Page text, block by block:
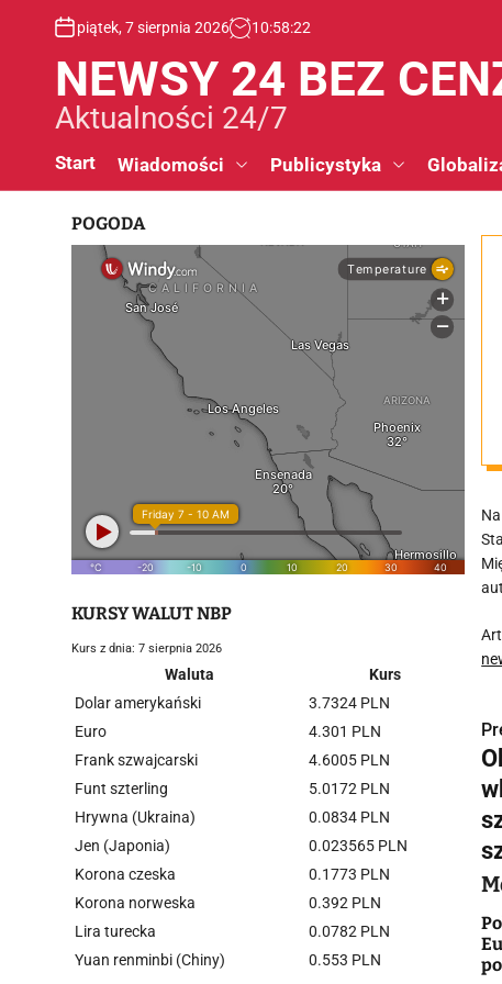
piątek, 7 sierpnia 2026 10:58:23
NEWSY 24 BEZ
Aktualności 24/7
Start Wiadomości Publicystyka
N
a
w
i
a
POGODA
KURSY WALUT NBP
Kurs z dnia: 7 sierpnia 2026
Waluta
Kurs
Dolar amerykański
3.7324 PLN
Euro
4.301 PLN
Frank szwajcarski
4.6005 PLN
Funt szterling
5.0172 PLN
Hrywna (Ukraina)
0.0834 PLN
Jen (Japonia)
0.023565 PLN
Korona czeska
0.1773 PLN
Korona norweska
0.392 PLN
Lira turecka
0.0782 PLN
Yuan renminbi (Chiny)
0.553 PLN